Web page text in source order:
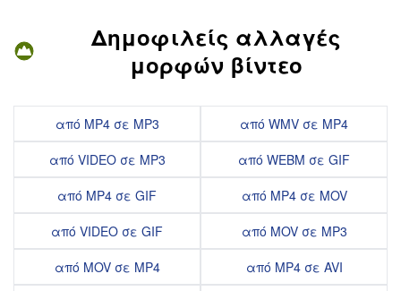
Δημοφιλείς αλλαγές
μορφών βίντεο
από MP4 σε MP3
από VIDEO σε MP3
από MP4 σε GIF
από VIDEO σε GIF
από MOV σε MP4
από WMV σε MP4
από WEBM σε GIF
από MP4 σε MOV
από MOV σε MP3
από MP4 σε AVI